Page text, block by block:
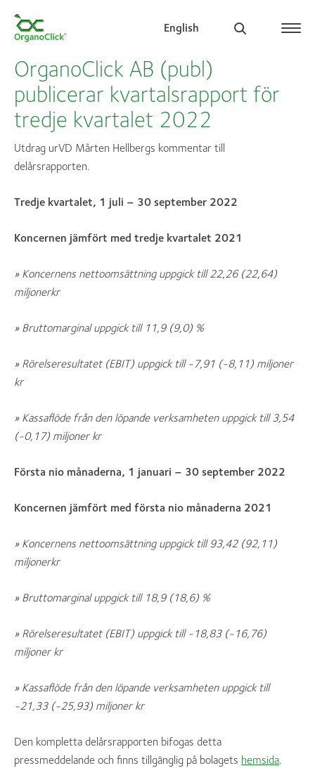
English
Search for:
OrganoClick AB (publ)
publicerar kvartalsrapport för
tredje kvartalet 2022
Utdrag urVD Mårten Hellbergs kommentar till
delårsrapporten.
Tredje kvartalet, 1 juli – 30 september 2022
Koncernen jämfört med tredje kvartalet 2021
» Koncernens nettoomsättning uppgick till 22,26 (22,64)
miljonerkr
» Bruttomarginal uppgick till 11,9 (9,0) %
» Rörelseresultatet (EBIT) uppgick till -7,91 (-8,11) miljoner
kr
» Kassaflöde från den löpande verksamheten uppgick till 3,54
(-0,17) miljoner kr
Första nio månaderna, 1 januari – 30 september 2022
Koncernen jämfört med första nio månaderna 2021
» Koncernens nettoomsättning uppgick till 93,42 (92,11)
miljonerkr
» Bruttomarginal uppgick till 18,9 (18,6) %
» Rörelseresultatet (EBIT) uppgick till -18,83 (-16,76)
miljoner kr
» Kassaflöde från den löpande verksamheten uppgick till
-21,33 (-25,93) miljoner kr
Den kompletta delårsrapporten bifogas detta
pressmeddelande och finns tillgänglig på bolagets hemsida.